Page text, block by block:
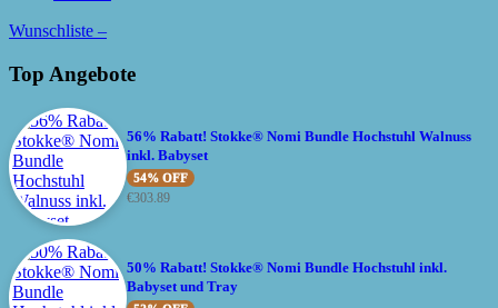
Wunschliste –
Top Angebote
56% Rabatt! Stokke® Nomi Bundle Hochstuhl Walnuss
inkl. Babyset
54% OFF
€303.89
50% Rabatt! Stokke® Nomi Bundle Hochstuhl inkl.
Babyset und Tray